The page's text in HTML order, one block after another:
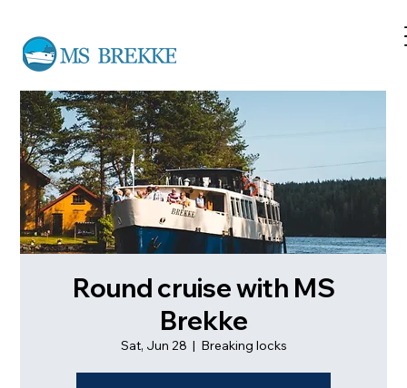
Round cruise with MS
Brekke
Sat, Jun 28
  |
Breaking locks